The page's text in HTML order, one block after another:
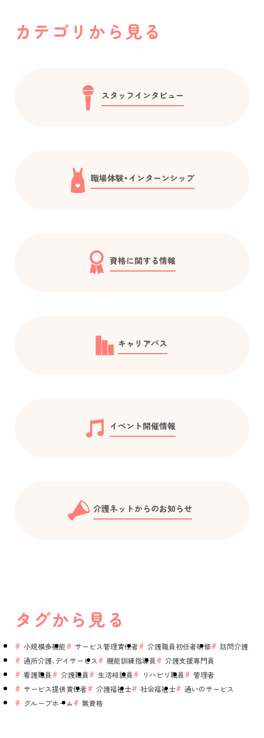
カテゴリから見る
スタッフインタビュー
職場体験・インターンシップ
資格に関する情報
キャリアパス
イベント開催情報
介護ネットからのお知らせ
タグから見る
小規模多機能 サービス管理責任者 介護職員初任者研修
訪問介護
通所介護、デイサービス
機能訓練指導員
介護支援専門員
看護職員
介護職員 生活相談員 リハビリ職員
管理者
サービス提供責任者
介護福祉士 社会福祉士
通いのサービス
グループホーム
無資格